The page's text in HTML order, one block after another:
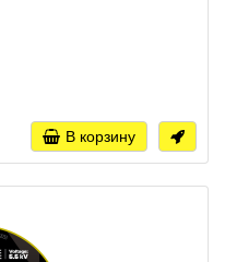
В корзину